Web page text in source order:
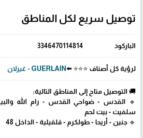
توصيل سريع لكل المناطق
الباركود 3346470114814
لرؤية كل أصناف ⭐⭐⭐ ⬅️GUERLAIN - غيرلان
🚚 التوصيل متاح إلى المناطق التالية:
🔹 القدس - ضواحي القدس - رام الله
سلفيت - بيت لحم
🔹 جنين - أريحا - طولكرم - قلقيلية - الداخل 48